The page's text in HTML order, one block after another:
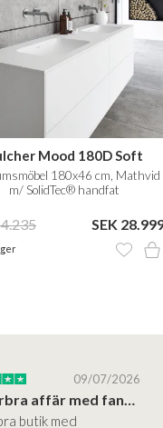
Mood 180D Soft
180x46 cm, Mathvid
m/ SolidTec® handfat
SEK
09/07/2026
Superbra affär med fantastiska produkter
butik med